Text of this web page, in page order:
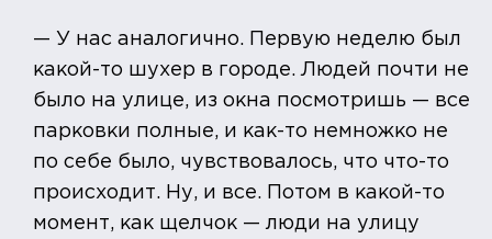
— У нас аналогично. Первую неделю был
какой-то шухер в городе. Людей почти не
было на улице, из окна посмотришь — все
парковки полные, и как-то немножко не
по себе было, чувствовалось, что что-то
происходит. Ну, и все. Потом в какой-то
момент, как щелчок — люди на улицу